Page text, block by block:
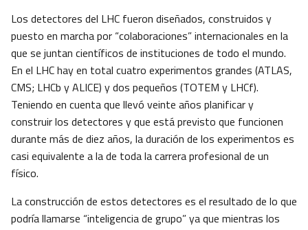
Los detectores del LHC fueron diseñados, construidos y
puesto en marcha por “colaboraciones” internacionales en la
que se juntan científicos de instituciones de todo el mundo.
En el LHC hay en total cuatro experimentos grandes (ATLAS,
CMS; LHCb y ALICE) y dos pequeños (TOTEM y LHCf).
Teniendo en cuenta que llevó veinte años planificar y
construir los detectores y que está previsto que funcionen
durante más de diez años, la duración de los experimentos es
casi equivalente a la de toda la carrera profesional de un
físico.
La construcción de estos detectores es el resultado de lo que
podría llamarse “inteligencia de grupo” ya que mientras los